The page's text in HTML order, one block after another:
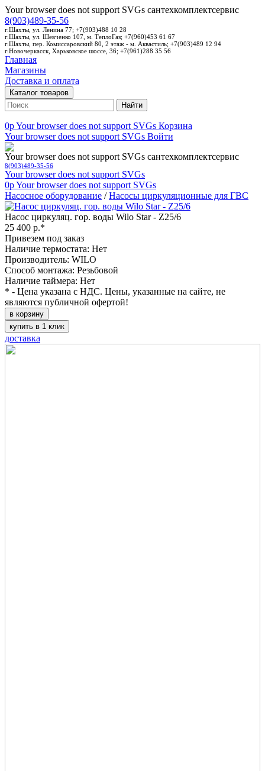
Your browser does not support SVGs сантехкомплектсервис
8(903)489-35-56
г.Шахты, ул. Ленина 77; +7(903)488 10 28
г.Шахты, ул. Шевченко 107, м. ТеплоГаз; +7(960)453 61 67
г.Шахты, пер. Комиссаровский 80, 2 этаж - м. Аквастиль; +7(903)489 12 94
г.Новочеркасск, Харьковское шоссе, 36; +7(961)288 35 56
Главная
Магазины
Доставка и оплата
Каталог товаров
Найти
0pYour browser does not support SVGs Корзина
Your browser does not support SVGs Войти
Your browser does not support SVGs сантехкомплектсервис
8(903)489-35-56
Your browser does not support SVGs
0pYour browser does not support SVGs
Насосное оборудование /Насосы циркуляционные для ГВС
Насос циркуляц. гор. воды Wilo Star - Z25/6
25 400 р.*
Привезем под заказ
Наличие термостата: Нет
Производитель: WILO
Способ монтажа: Резьбовой
Наличие таймера: Нет
* - Цена указана с НДС. Цены, указанные на сайте, не
являются публичной офертой!
в корзину
купить в 1 клик
доставка